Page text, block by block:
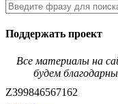
Поддержать проект
Все материалы на
будем
Z399846567162